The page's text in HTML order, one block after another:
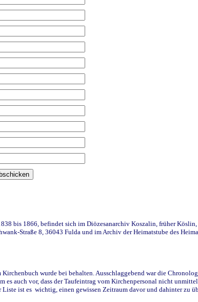
bis 1866, befindet sich im Diözesanarchiv Koszalin, früher
Straße 8, 36043 Fulda und im Archiv der Heimatstube des
wurde bei behalten. Ausschlaggebend war die
es auch vor, dass der Taufeintrag vom Kirchenpersonal nicht
ist es wichtig, einen gewissen Zeitraum davor und dahinter zu